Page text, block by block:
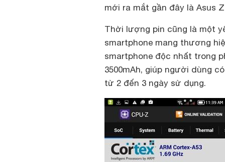
mới ra mắt gần đây là Asus
Thời lượng pin cũng là một
smartphone mang thương
smartphone độc nhất trong
3500mAh, giúp người dùng
từ 2 đến 3 ngày sử dụng.